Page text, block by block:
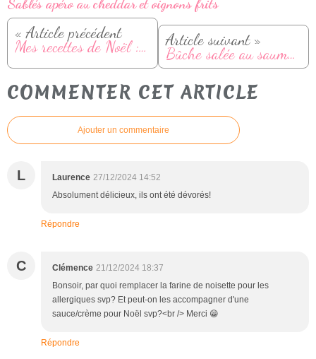
Sablés apéro au cheddar et oignons frits
« Article précédent
Mes recettes de Noël : idées faciles pour un repas de fête Article suivant »
Bûche salée au saumon et crevettes
COMMENTER CET ARTICLE
Ajouter un commentaire
L Laurence 27/12/2024 14:52
Absolument délicieux, ils ont été dévorés!
Répondre
C Clémence 21/12/2024 18:37
Bonsoir, par quoi remplacer la farine de noisette pour les
allergiques svp? Et peut-on les accompagner d'une
sauce/crème pour Noël svp?<br /> Merci 😁
Répondre